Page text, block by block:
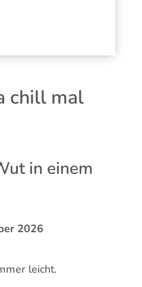
chill mal
in einem
2026
leicht.